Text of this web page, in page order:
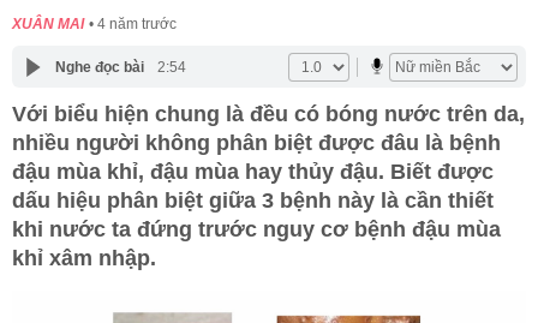
XUÂN MAI 4 năm trước
Nghe đọc bài 2:54
Với biểu hiện chung là đều có bóng nước trên da,
nhiều người không phân biệt được đâu là bệnh
đậu mùa khỉ, đậu mùa hay thủy đậu. Biết được
dấu hiệu phân biệt giữa 3 bệnh này là cần thiết
khi nước ta đứng trước nguy cơ bệnh đậu mùa
khỉ xâm nhập.